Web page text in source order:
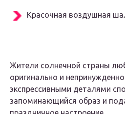
Красочная воздушная
Жители солнечной страны
оригинально и
экспрессивными деталями
запоминающийся образ и